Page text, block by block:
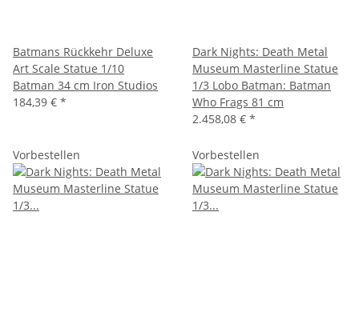
Batmans Rückkehr Deluxe
Art Scale Statue 1/10
Batman 34 cm Iron Studios
184,39 € *
Dark Nights: Death Metal
Museum Masterline Statue
1/3 Lobo Batman: Batman
Who Frags 81 cm
2.458,08 € *
Vorbestellen Vorbestellen